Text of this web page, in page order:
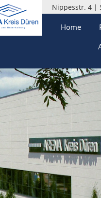
Nippesstr. 4 |
Home